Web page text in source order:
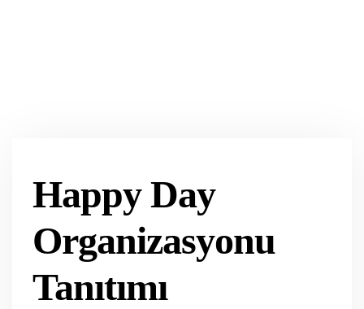
Happy Day
Organizasyonu
Tanıtımı